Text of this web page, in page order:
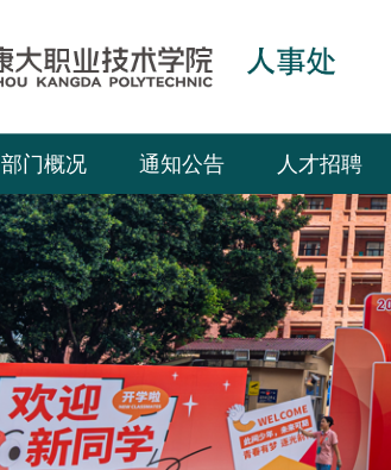
部门概况 通知公告 人才招聘